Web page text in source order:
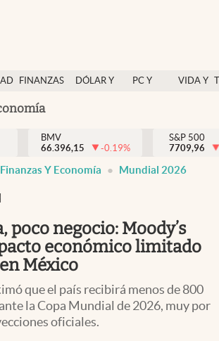
FINANZAS
DÓLAR Y
PC Y
VIDA Y
México
USA
BMV
66.396,15
-0.19%
S&P 500
7709,96
Finanzas Y Economía Mundial 2026
poco negocio: Moody’s
económico limitado
México
que el país recibirá menos de 800
la Copa Mundial de 2026, muy por
oficiales.